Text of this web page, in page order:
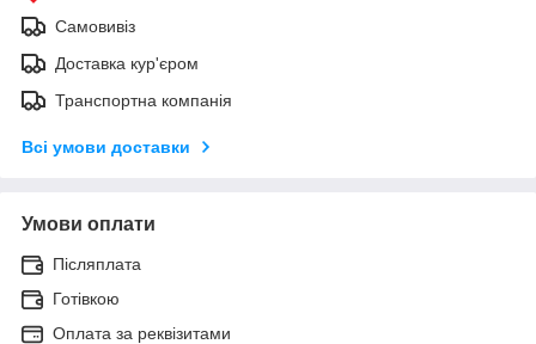
Самовивіз
Доставка кур'єром
Транспортна компанія
Всі умови доставки
Умови оплати
Післяплата
Готівкою
Оплата за реквізитами